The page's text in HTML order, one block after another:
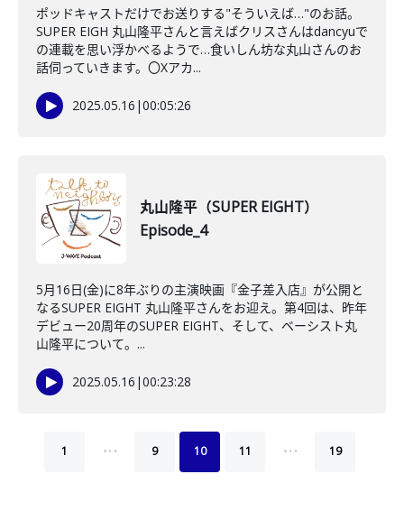
ポッドキャストだけでお送りする"そういえば…"のお話。
SUPER EIGH 丸山隆平さんと言えばクリスさんはdancyuで
の連載を思い浮かべるようで…食いしん坊な丸山さんのお
話伺っていきます。〇Xアカ...
2025.05.16 |00:05:26
丸山隆平（SUPER EIGHT）
Episode_4
5月16日(金)に8年ぶりの主演映画『金子差入店』が公開と
なるSUPER EIGHT 丸山隆平さんをお迎え。第4回は、昨年
デビュー20周年のSUPER EIGHT、そして、ベーシスト丸
山隆平について。...
2025.05.16 |00:23:28
1 … 9 10 11 … 19